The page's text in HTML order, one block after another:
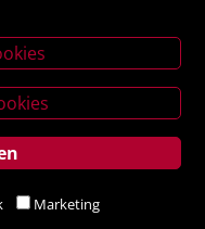
Marketing